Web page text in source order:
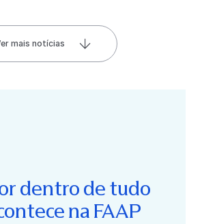
mais notícias
dentro de tudo
na FAAP